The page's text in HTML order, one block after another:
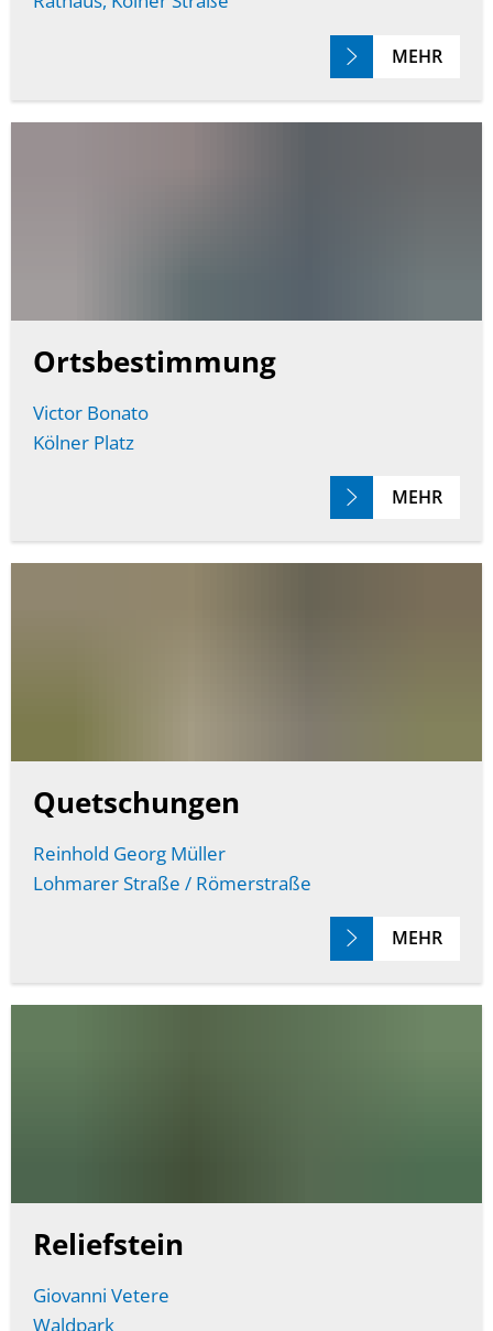
MEHR
Ortsbestimmung
Victor Bonato
Kölner Platz
MEHR
Quetschungen
Reinhold Georg Müller
Lohmarer Straße / Römerstraße
MEHR
Reliefstein
Giovanni Vetere
Waldpark